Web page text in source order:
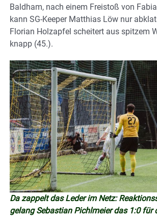
Baldham, nach einem Freistoß von
kann SG-Keeper Matthias Löw nur
Florian Holzapfel scheitert aus spitzem
knapp (45.).
Da zappelt das Leder im Netz:
gelang Sebastian Pichlmeier das 1:0 für